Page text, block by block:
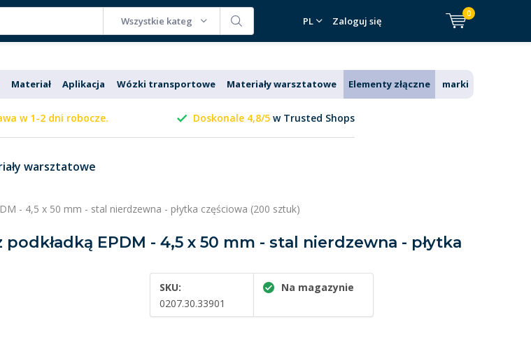
Wszystkie kategorie PL Zaloguj się
0
Materiał Aplikacja Wózki transportowe Materiały warsztatowe Elementy złączne marki
w 1-2 dni robocze. Doskonale 4,8/5 w Trusted Shops
warsztatowe
- 4,5 x 50 mm - stal nierdzewna - płytka częściowa (200 sztuk)
EPDM - 4,5 x 50 mm - stal nierdzewna - płytka
SKU:
0207.30.33901
Na magazynie